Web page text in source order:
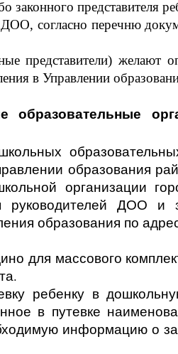
законного представителя
согласно перечню
представители) желают
в Управлении
образования
организации
ДОО и
образования по
для массового
ребенку в
в путевке
информацию о